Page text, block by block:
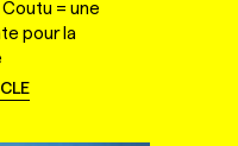
Coutu = une
pour la